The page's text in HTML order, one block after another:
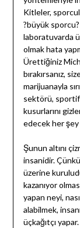
Kitleler,
?büyük
laboratuvarda
olmak hata
Ürettiğiniz
bırakırsanız,
marijuanayla
sektörü,
kusurlarını
edecek her şey
Şunun altını
insanidir.
üzerine
kazanıyor
yapan neyi,
alabilmek,
üçkağıtçı